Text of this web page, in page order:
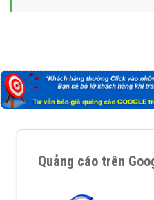
Quảng cáo trên